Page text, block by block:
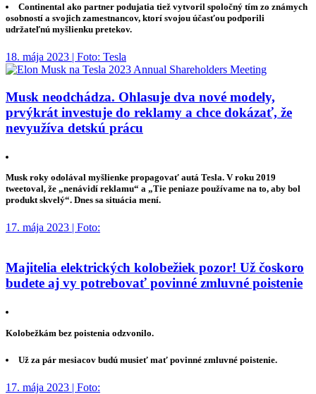
Continental ako partner podujatia tiež vytvoril spoločný tím zo známych
osobností a svojich zamestnancov, ktorí svojou účasťou podporili
udržateľnú myšlienku pretekov.
18. mája 2023 | Foto: Tesla
Musk neodchádza. Ohlasuje dva nové modely,
prvýkrát investuje do reklamy a chce dokázať, že
nevyužíva detskú prácu
Musk roky odolával myšlienke propagovať autá Tesla. V roku 2019
tweetoval, že „nenávidí reklamu“ a „Tie peniaze používame na to, aby bol
produkt skvelý“. Dnes sa situácia mení.
17. mája 2023 | Foto:
Majitelia elektrických kolobežiek pozor! Už čoskoro
budete aj vy potrebovať povinné zmluvné poistenie
Kolobežkám bez poistenia odzvonilo.
Už za pár mesiacov budú musieť mať povinné zmluvné poistenie.
17. mája 2023 | Foto: